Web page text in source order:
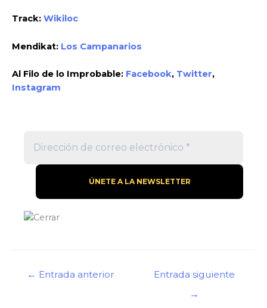
Track: Wikiloc
Mendikat: Los Campanarios
Al Filo de lo Improbable: Facebook, Twitter,
Instagram
Navegación
← Entrada anterior
Entrada siguiente
→